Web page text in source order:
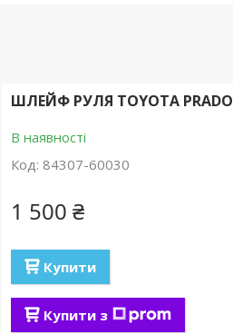
ШЛЕЙФ РУЛЯ TOYOTA
В наявності
Код: 84307-60030
1 500 ₴
Купити
Купити з